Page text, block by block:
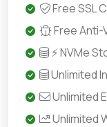
Free SSL
Free Anti-
⚡ NVMe
Unlimited
Unlimited
Unlimited